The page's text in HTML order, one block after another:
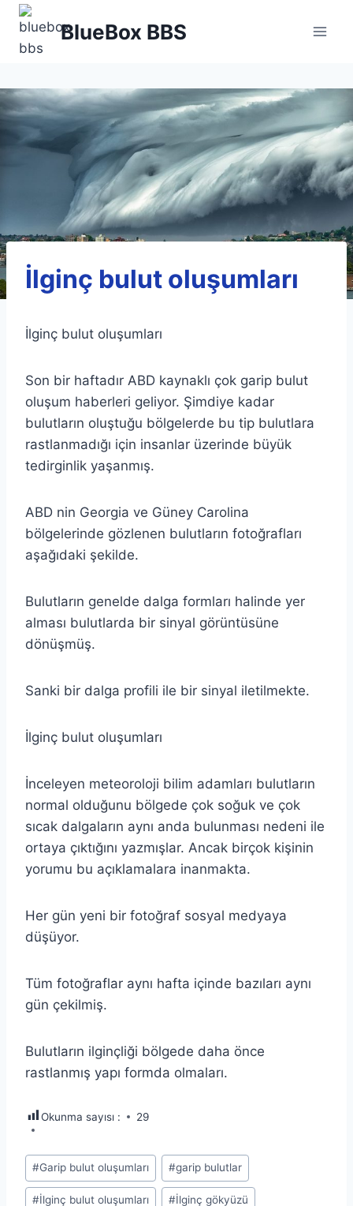
Skip
content
BlueBox BBS
İlginç bulut oluşumları
İlginç bulut oluşumları
Son bir haftadır ABD kaynaklı çok garip bulut
oluşum haberleri geliyor. Şimdiye kadar
bulutların oluştuğu bölgelerde bu tip bulutlara
rastlanmadığı için insanlar üzerinde büyük
tedirginlik yaşanmış.
ABD nin Georgia ve Güney Carolina
bölgelerinde gözlenen bulutların fotoğrafları
aşağıdaki şekilde.
Bulutların genelde dalga formları halinde yer
alması bulutlarda bir sinyal görüntüsüne
dönüşmüş.
Sanki bir dalga profili ile bir sinyal iletilmekte.
İlginç bulut oluşumları
İnceleyen meteoroloji bilim adamları bulutların
normal olduğunu bölgede çok soğuk ve çok
sıcak dalgaların aynı anda bulunması nedeni ile
ortaya çıktığını yazmışlar. Ancak birçok kişinin
yorumu bu açıklamalara inanmakta.
Her gün yeni bir fotoğraf sosyal medyaya
düşüyor.
Tüm fotoğraflar aynı hafta içinde bazıları aynı
gün çekilmiş.
Bulutların ilginçliği bölgede daha önce
rastlanmış yapı formda olmaları.
Okunma sayısı : 29
Post
Tags:
#Garip bulut oluşumları #garip bulutlar
#İlginç bulut oluşumları #İlginç gökyüzü